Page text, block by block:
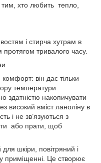
хто любить тепло,
і стирча хутрам в
тривалого часу.
він дає тільки
температури
здатністю накопичувати
високий вміст ланоліну в
і не зв’язуються з
або прати, щоб
шкіри, повітряний і
приміщенні. Це створює